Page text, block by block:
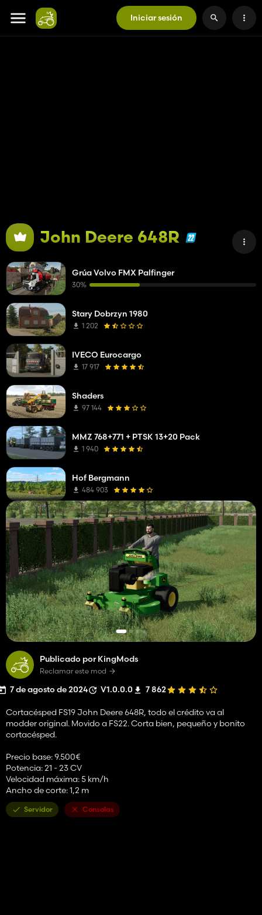
Iniciar sesión
John Deere 648R
Publicado por KingMods
Reclamar este mod
7 de agosto de 2024 V1.0.0.0 7 862
Cortacésped FS19 John Deere 648R, todo el crédito va al
modder original. Movido a FS22. Corta bien, pequeño y bonito
cortacésped.
Precio base: 9.500€
Potencia: 21 - 23 CV
Velocidad máxima: 5 km/h
Ancho de corte: 1,2 m
Servidor Consolas
Grúa Volvo FMX Palfinger
30%
Stary Dobrzyn 1980
1 202
IVECO Eurocargo
17 917
Shaders
97 144
MMZ 768+771 + PTSK 13+20 Pack
1 940
Hof Bergmann
484 903